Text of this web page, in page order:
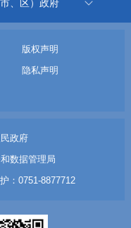
、区）政府
版权声明
隐私声明
政府
数据管理局
：0751-8877712